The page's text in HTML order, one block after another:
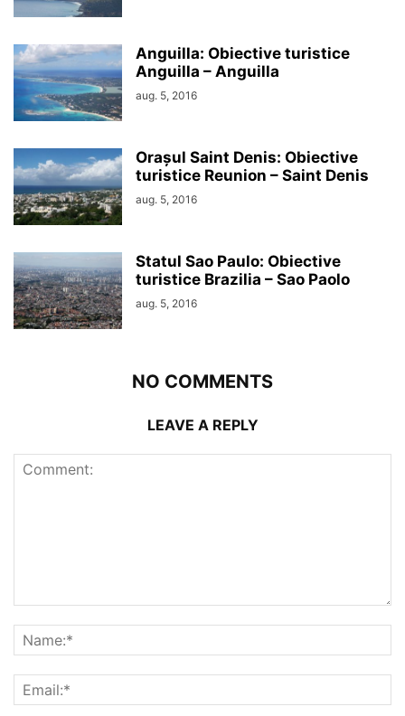
Anguilla: Obiective turistice
Anguilla – Anguilla
aug. 5, 2016
Orașul Saint Denis: Obiective
turistice Reunion – Saint Denis
aug. 5, 2016
Statul Sao Paulo: Obiective
turistice Brazilia – Sao Paolo
aug. 5, 2016
NO COMMENTS
LEAVE A REPLY